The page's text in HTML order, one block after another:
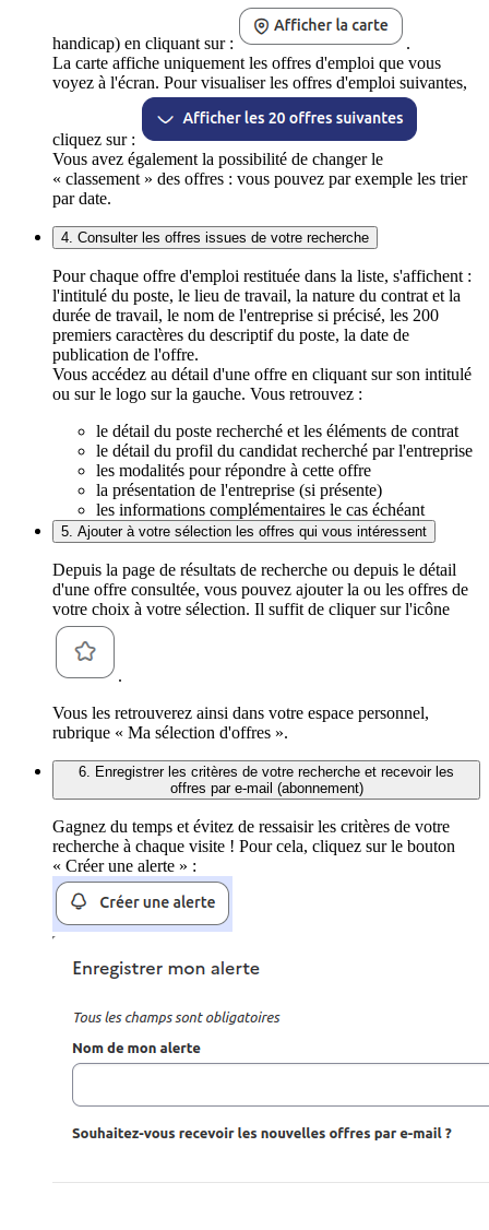
handicap) en cliquant sur :
.
La carte affiche uniquement les offres d'emploi que vous
voyez à l'écran. Pour visualiser les offres d'emploi suivantes,
cliquez sur :
Vous avez également la possibilité de changer le
« classement » des offres : vous pouvez par exemple les trier
par date.
4. Consulter les offres issues de votre recherche
Pour chaque offre d'emploi restituée dans la liste, s'affichent :
l'intitulé du poste, le lieu de travail, la nature du contrat et la
durée de travail, le nom de l'entreprise si précisé, les 200
premiers caractères du descriptif du poste, la date de
publication de l'offre.
Vous accédez au détail d'une offre en cliquant sur son intitulé
ou sur le logo sur la gauche. Vous retrouvez :
le détail du poste recherché et les éléments de contrat
le détail du profil du candidat recherché par l'entreprise
les modalités pour répondre à cette offre
la présentation de l'entreprise (si présente)
les informations complémentaires le cas échéant
5. Ajouter à votre sélection les offres qui vous intéressent
Depuis la page de résultats de recherche ou depuis le détail
d'une offre consultée, vous pouvez ajouter la ou les offres de
votre choix à votre sélection. Il suffit de cliquer sur l'icône
.
Vous les retrouverez ainsi dans votre espace personnel,
rubrique « Ma sélection d'offres ».
6. Enregistrer les critères de votre recherche et recevoir les
offres par e-mail (abonnement)
Gagnez du temps et évitez de ressaisir les critères de votre
recherche à chaque visite ! Pour cela, cliquez sur le bouton
« Créer une alerte » :